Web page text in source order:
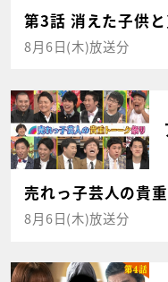
第3話 消えた子供と
8月6日(木)放送分
売れっ子芸人の貴
8月6日(木)放送分